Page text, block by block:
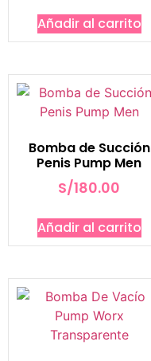
Añadir al carrito
Bomba de Succión
Penis Pump Men
S/180.00
Añadir al carrito